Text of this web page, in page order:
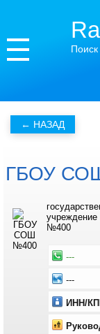
ГБОУ
№400
---
---
ИНН/